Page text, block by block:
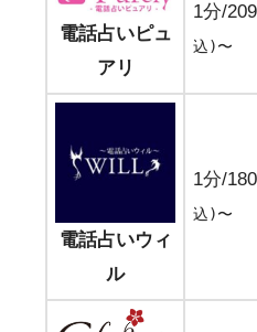
電話占いピュ
アリ
1分/
込)〜
電話占いウィ
ル
1分/
込)〜